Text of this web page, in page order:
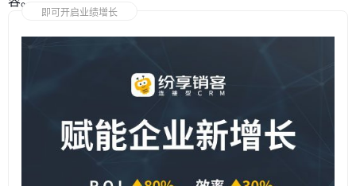
即可开启业绩增长